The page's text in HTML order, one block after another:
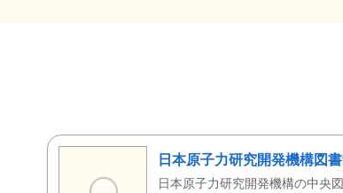
日本原子力研究開発機構図
日本原子力研究開発機構の中央